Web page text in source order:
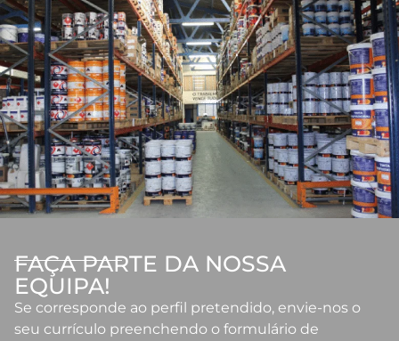
FAÇA PARTE DA NOSSA
EQUIPA!
Se corresponde ao perfil pretendido, envie-nos o
seu currículo preenchendo o formulário de